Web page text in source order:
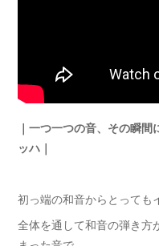
｜一つ一つの音、その瞬
ッハ｜
初っ端の和音からとっても
全体を通して和音の弾き方